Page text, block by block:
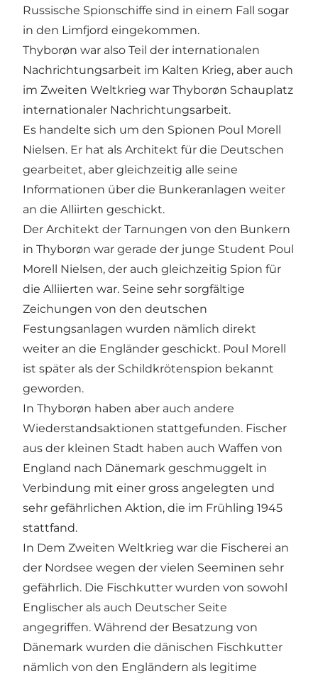
Russische Spionschiffe sind in einem Fall sogar
in den Limfjord eingekommen.
Thyborøn war also Teil der internationalen
Nachrichtungsarbeit im Kalten Krieg, aber auch
im Zweiten Weltkrieg war Thyborøn Schauplatz
internationaler Nachrichtungsarbeit.
Es handelte sich um den Spionen Poul Morell
Nielsen. Er hat als Architekt für die Deutschen
gearbeitet, aber gleichzeitig alle seine
Informationen über die Bunkeranlagen weiter
an die Alliirten geschickt.
Der Architekt der Tarnungen von den Bunkern
in Thyborøn war gerade der junge Student Poul
Morell Nielsen, der auch gleichzeitig Spion für
die Alliierten war. Seine sehr sorgfältige
Zeichungen von den deutschen
Festungsanlagen wurden nämlich direkt
weiter an die Engländer geschickt. Poul Morell
ist später als der Schildkrötenspion bekannt
geworden.
In Thyborøn haben aber auch andere
Wiederstandsaktionen stattgefunden. Fischer
aus der kleinen Stadt haben auch Waffen von
England nach Dänemark geschmuggelt in
Verbindung mit einer gross angelegten und
sehr gefährlichen Aktion, die im Frühling 1945
stattfand.
In Dem Zweiten Weltkrieg war die Fischerei an
der Nordsee wegen der vielen Seeminen sehr
gefährlich. Die Fischkutter wurden von sowohl
Englischer als auch Deutscher Seite
angegriffen. Während der Besatzung von
Dänemark wurden die dänischen Fischkutter
nämlich von den Engländern als legitime